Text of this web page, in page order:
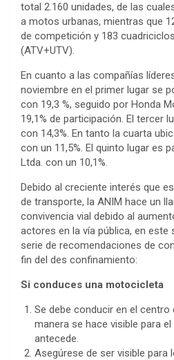
total 2.160 unidades, de las
a motos urbanas, mientras que
de competición y 183
(ATV+UTV).
En cuanto a las compañías
noviembre en el primer lugar se
con 19,3 %, seguido por Honda
19,1% de participación. El tercer
con 14,3%. En tanto la cuarta
con un 11,5%. El quinto lugar es
Ltda. con un 10,1%.
Debido al creciente interés que
de transporte, la ANIM hace un
convivencia vial debido al
actores en la vía pública, en
serie de recomendaciones de
fin del des confinamiento:
Si conduces una motocicleta
Se debe conducir en el centro
manera se hace visible para
antecede.
Asegúrese de ser visible